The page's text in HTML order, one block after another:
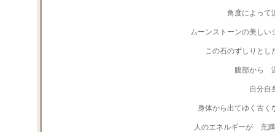
角度によっ
ムーンストーンの美しい
この石のずしりと
腹部から
自分
身体から出てゆく古く
人のエネルギーが 充